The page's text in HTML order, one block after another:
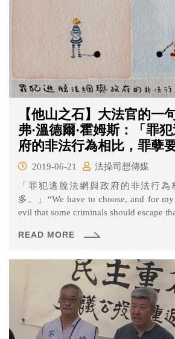
【他山之石】大法官的一
弗·溫德爾·霍姆斯：「罪
府的非法行為相比，罪孽
2019-06-21
法操司想傳媒
「罪犯逃脫法網與政府的非法行
多。」“We have to choose, and for
evil that some criminals should escape
READ MORE